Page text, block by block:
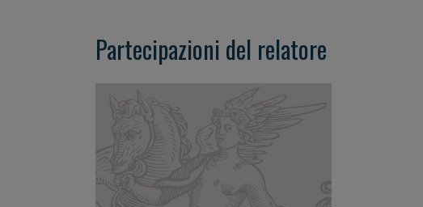
Partecipazioni del relatore